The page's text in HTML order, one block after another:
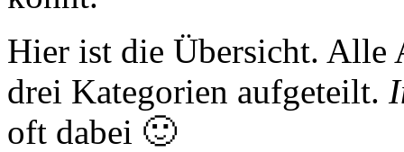
Hier ist die Übersicht. Alle
drei Kategorien aufgeteilt.
oft dabei 🙂